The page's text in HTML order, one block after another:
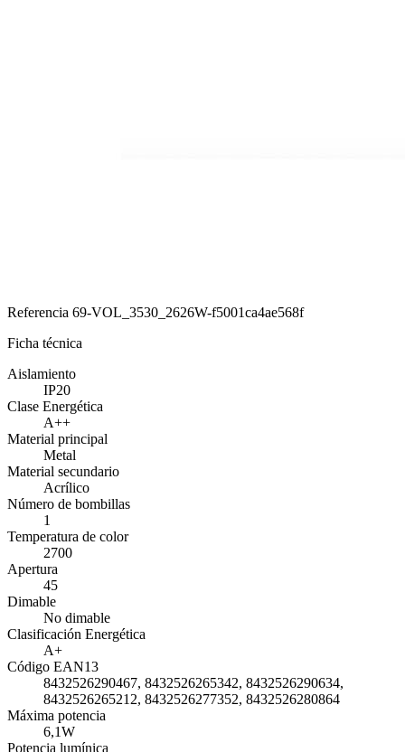
Referencia 69-VOL_3530_2626W-f5001ca4ae568f
Ficha técnica
Aislamiento
IP20
Clase Energética
A++
Material principal
Metal
Material secundario
Acrílico
Número de bombillas
1
Temperatura de color
2700
Apertura
45
Dimable
No dimable
Clasificación Energética
A+
Código EAN13
8432526290467, 8432526265342, 8432526290634,
8432526265212, 8432526277352, 8432526280864
Máxima potencia
6,1W
Potencia lumínica